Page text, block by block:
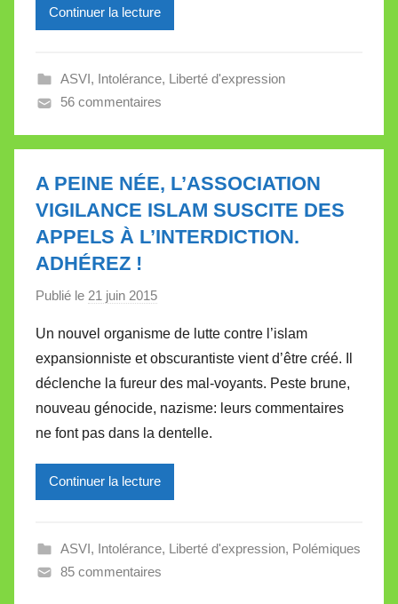
e
a
e
e
Continuer la lecture
ASVI, Intolérance, Liberté d'expression
56 commentaires
A PEINE NÉE, L’ASSOCIATION
VIGILANCE ISLAM SUSCITE DES
APPELS À L’INTERDICTION.
ADHÉREZ !
Publié le 21 juin 2015
r
M
r
e
l
l
V
a
Un nouvel organisme de lutte contre l’islam
expansionniste et obscurantiste vient d’être créé. Il
déclenche la fureur des mal-voyants. Peste brune,
nouveau génocide, nazisme: leurs commentaires
ne font pas dans la dentelle.
Continuer la lecture
ASVI, Intolérance, Liberté d'expression, Polémiques
85 commentaires